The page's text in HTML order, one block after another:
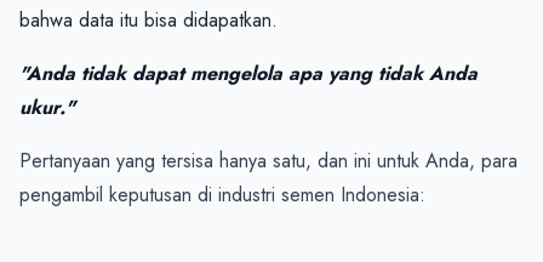
bahwa data itu bisa didapatkan.
"Anda tidak dapat mengelola apa yang tidak Anda
ukur."
Pertanyaan yang tersisa hanya satu, dan ini untuk Anda, para
pengambil keputusan di industri semen Indonesia: